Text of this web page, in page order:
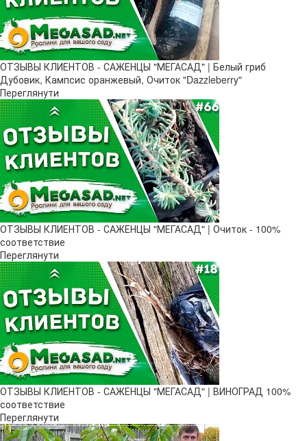
ОТЗЫВЫ КЛИЕНТОВ - САЖЕНЦЫ "МЕГАСАД" | Белый гриб
Дубовик, Кампсис оранжевый, Очиток "Dazzleberry"
Переглянути
ОТЗЫВЫ КЛИЕНТОВ - САЖЕНЦЫ "МЕГАСАД" | Очиток - 100%
соответствие
Переглянути
ОТЗЫВЫ КЛИЕНТОВ - САЖЕНЦЫ "МЕГАСАД" | ВИНОГРАД 100%
соответствие
Переглянути